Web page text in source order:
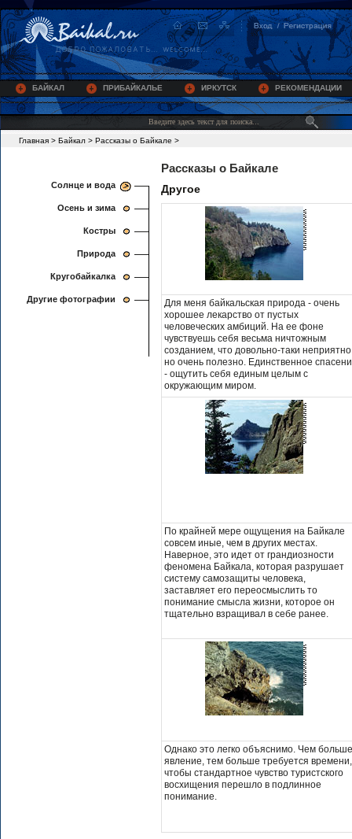
БАЙКАЛ ПРИБАЙКАЛЬЕ ИРКУТСК РЕКОМЕНДАЦИИ
Главная > Байкал > Рассказы о Байкале >
Солнце и вода
Осень и зима
Костры
Природа
Кругобайкалка
Другие фотографии
Рассказы о Байкале
Другое
Для меня байкальская природа - очень
хорошее лекарство от пустых
человеческих амбиций. На ее фоне
чувствуешь себя весьма ничтожным
созданием, что довольно-таки
но очень полезно. Единственное
- ощутить себя единым целым с
окружающим миром.
По крайней мере ощущения на Байкале
совсем иные, чем в других местах.
Наверное, это идет от грандиозности
феномена Байкала, которая разрушает
систему самозащиты человека,
заставляет его переосмыслить то
понимание смысла жизни, которое он
тщательно взращивал в себе ранее.
Однако это легко объяснимо. Чем больше
явление, тем больше требуется времени,
чтобы стандартное чувство туристского
восхищения перешло в подлинное
понимание.